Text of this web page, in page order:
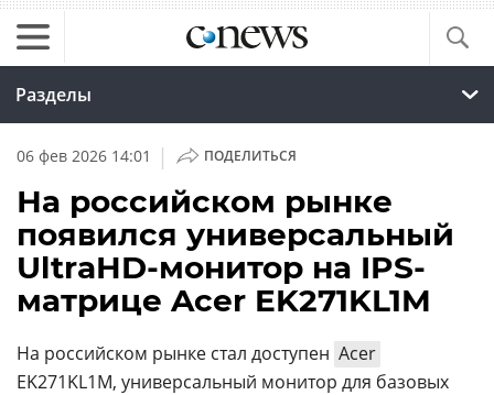
Разделы
06 фев 2026 14:01 | ПОДЕЛИТЬСЯ
На российском рынке
появился универсальный
UltraHD-монитор на IPS-
матрице Acer EK271KL1M
На российском рынке стал доступен Acer
EK271KL1M, универсальный монитор для базовых